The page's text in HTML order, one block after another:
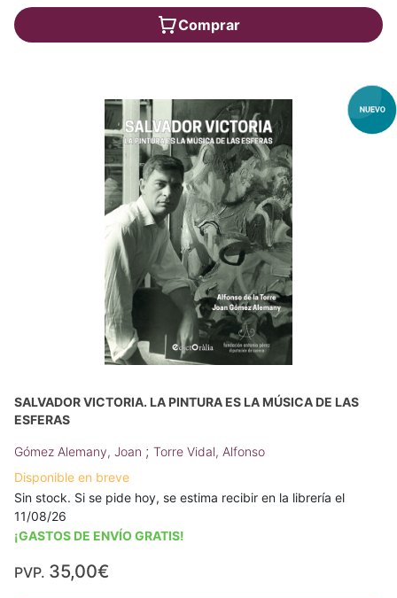
Comprar
SALVADOR VICTORIA. LA PINTURA ES LA MÚSICA DE LAS
ESFERAS
Gómez Alemany, Joan ; Torre Vidal, Alfonso
Disponible en breve
Sin stock. Si se pide hoy, se estima recibir en la librería el
11/08/26
¡GASTOS DE ENVÍO GRATIS!
PVP. 35,00€